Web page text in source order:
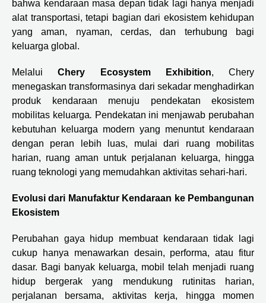
bahwa kendaraan masa depan tidak lagi hanya menjadi
alat transportasi, tetapi bagian dari ekosistem kehidupan
yang aman, nyaman, cerdas, dan terhubung bagi
keluarga global.
MelaluiChery Ecosystem Exhibition, Chery
menegaskan transformasinya dari sekadar menghadirkan
produk kendaraan menuju pendekatan ekosistem
mobilitas keluarga. Pendekatan ini menjawab perubahan
kebutuhan keluarga modern yang menuntut kendaraan
dengan peran lebih luas, mulai dari ruang mobilitas
harian, ruang aman untuk perjalanan keluarga, hingga
ruang teknologi yang memudahkan aktivitas sehari-hari.
Evolusi dari Manufaktur Kendaraan ke Pembangunan
Ekosistem
Perubahan gaya hidup membuat kendaraan tidak lagi
cukup hanya menawarkan desain, performa, atau fitur
dasar. Bagi banyak keluarga, mobil telah menjadi ruang
hidup bergerak yang mendukung rutinitas harian,
perjalanan bersama, aktivitas kerja, hingga momen